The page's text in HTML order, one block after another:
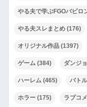
やる夫で学ぶFGOバビロ
やる夫スレまとめ(176)
オリジナル作品(1397)
ゲーム (384) ダンジ
ハーレム (465) バトル
ホラー(175) ラブコメ